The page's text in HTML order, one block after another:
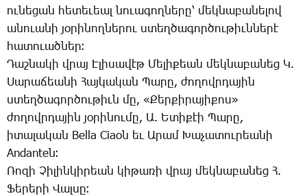
ու­նե­ցան հե­տե­ւեալ նո­ւա­գող­նե­րը՝ մեկ­նա­բա­նե­լով
ա­նո­ւա­նի յօ­րի­նող­նե­րու ստեղ­ծա­գոր­ծու­թիւն­նե­րէ
հա­տո­ւած­ներ։
­Դաշ­նա­կի վրայ Է­լի­սա­վէթ ­Մե­լի­քեան մեկ­նա­բա­նեց Կ.
­Սա­րա­ճեա­նի ­Հայ­կա­կան ­Պա­րը, ժո­ղովր­դա­յին
ստեղ­ծա­գոր­ծու­թիւն մը, «­Քեր­քի­րա­յի­քոս»
ժո­ղովր­դա­յին յօ­րի­նու­մը, Ա. Ե­տի­քէի ­Պա­րը,
ի­տա­լա­կան Bella Ciaoն­ եւ Ա­րամ ­Խա­չա­տու­րեա­նի
Andanteն։
­Ռո­զի ­Չի­լին­կի­րեան կի­թա­ռի վրայ մեկ­նա­բա­նեց Հ.
­Ֆե­րե­րի ­Վալ­սը։